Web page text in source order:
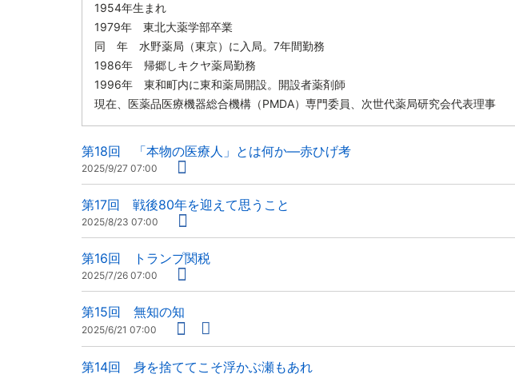
1954年生まれ
1979年 東北大薬学部卒業
同 年 水野薬局（東京）に入局。7年間勤務
1986年 帰郷しキクヤ薬局勤務
1996年 東和町内に東和薬局開設。開設者薬剤師
現在、医薬品医療機器総合機構（PMDA）専門委員、次世代薬局研究会代表理事
第18回 「本物の医療人」とは何か―赤ひげ考
2025/9/27 07:00
第17回 戦後80年を迎えて思うこと
2025/8/23 07:00
第16回 トランプ関税
2025/7/26 07:00
第15回 無知の知
2025/6/21 07:00
第14回 身を捨ててこそ浮かぶ瀬もあれ